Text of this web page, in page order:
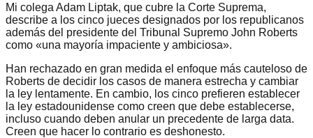
Mi colega Adam Liptak, que cubre la Corte Suprema,
describe a los cinco jueces designados por los republicanos
además del presidente del Tribunal Supremo John Roberts
como «una mayoría impaciente y ambiciosa».
Han rechazado en gran medida el enfoque más cauteloso de
Roberts de decidir los casos de manera estrecha y cambiar
la ley lentamente. En cambio, los cinco prefieren establecer
la ley estadounidense como creen que debe establecerse,
incluso cuando deben anular un precedente de larga data.
Creen que hacer lo contrario es deshonesto.